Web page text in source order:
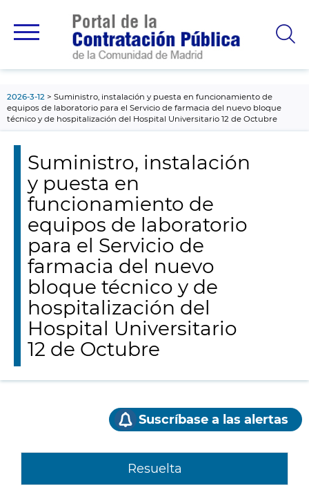
principal
2026-3-12
Suministro, instalación y puesta en funcionamiento de
equipos de laboratorio para el Servicio de farmacia del nuevo bloque
técnico y de hospitalización del Hospital Universitario 12 de Octubre
Suministro, instalación
y puesta en
funcionamiento de
equipos de laboratorio
para el Servicio de
farmacia del nuevo
bloque técnico y de
hospitalización del
Hospital Universitario
12 de Octubre
Suscríbase a las alertas
Resuelta